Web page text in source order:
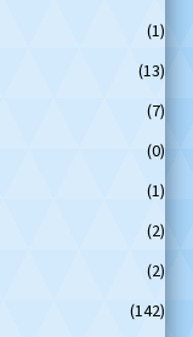
(1)
(13)
(7)
(0)
(1)
(2)
(2)
(142)